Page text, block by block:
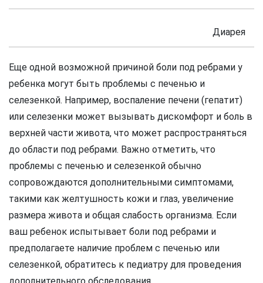
Диарея
Еще одной возможной причиной боли под ребрами у
ребенка могут быть проблемы с печенью и
селезенкой. Например, воспаление печени (гепатит)
или селезенки может вызывать дискомфорт и боль в
верхней части живота, что может распространяться
до области под ребрами. Важно отметить, что
проблемы с печенью и селезенкой обычно
сопровождаются дополнительными симптомами,
такими как желтушность кожи и глаз, увеличение
размера живота и общая слабость организма. Если
ваш ребенок испытывает боли под ребрами и
предполагаете наличие проблем с печенью или
селезенкой, обратитесь к педиатру для проведения